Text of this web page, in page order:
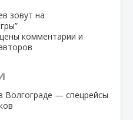
зовут на
комментарии и
Волгограде — спецрейсы